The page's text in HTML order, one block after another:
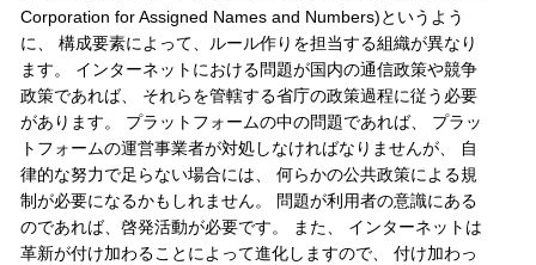
Corporation for Assigned Names and Numbers)というよう
に、 構成要素によって、ルール作りを担当する組織が異なり
ます。 インターネットにおける問題が国内の通信政策や競争
政策であれば、 それらを管轄する省庁の政策過程に従う必要
があります。 プラットフォームの中の問題であれば、 プラッ
トフォームの運営事業者が対処しなければなりませんが、 自
律的な努力で足らない場合には、 何らかの公共政策による規
制が必要になるかもしれません。 問題が利用者の意識にある
のであれば、啓発活動が必要です。 また、 インターネットは
革新が付け加わることによって進化しますので、 付け加わっ